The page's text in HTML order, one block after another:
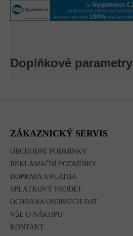
Doplňkové parametry
ZÁKAZNICKÝ SERVIS
OBCHODNÍ PODMÍNKY
REKLAMAČNÍ PODMÍNKY
DOPRAVA A PLATBA
SPLÁTKOVÝ PRODEJ
OCHRANA OSOBNÍCH DAT
VŠE O NÁKUPU
KONTAKT